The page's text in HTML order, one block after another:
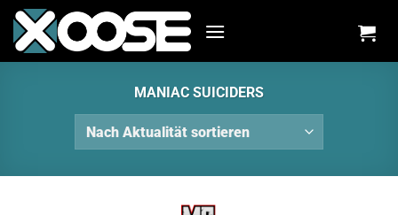
Zum
Inhalt
springen
MANIAC SUICIDERS